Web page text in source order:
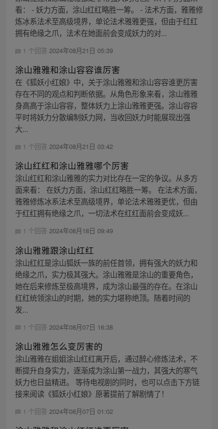
看： - 妖力方面，涂山红红略胜一筹。 - 法术方面，雅雅修
炼冰系法术至高级境界，单论法术雅雅更强，但由于红红
拥有绝缘之爪，法术在她面前会变成妖力的对...
1 个回答 2024年08月21日 05:39
涂山雅雅和涂山容容谁厉害
在《狐妖小红娘》中，关于涂山雅雅和涂山容容谁更厉害
存在不同的观点和判断依据。从角色形象来看，涂山雅雅
身高高于涂山容容，整体妖力上涂山雅雅更强。涂山容容
平时将妖力分散编制妖力网，当收回妖力时能展现出强
大...
1 个回答 2024年08月21日 03:42
涂山红红和涂山雅雅哪个厉害
涂山红红和涂山雅雅的实力对比存在一定的争议。从多方
面来看： 在妖力方面，涂山红红略胜一筹。 在法术方面，
雅雅修炼冰系法术至高级境界，单论法术雅雅更优，但由
于红红拥有绝缘之爪，一切法术在红红面前会变成妖...
1 个回答 2024年08月18日 09:49
涂山雅雅跟涂山红红
涂山红红是涂山狐妖一族的前任首领，拥有强大的妖力和
绝缘之爪，实力极其强大。涂山雅雅是涂山的重要角色，
她在后来修炼至极高境界，成为涂山最强的存在。在涂山
红红统领涂山的时期，她的实力堪称绝顶。随着时间的
发...
1 个回答 2024年08月07日 16:38
涂山雅雅怎么变厉害的
涂山雅雅在姐姐涂山红红离开后，通过醉心修炼法术，不
断提升自身实力，逐渐成为涂山第一战力，其强大的寒气
妖力也日益精进。 等待电视剧的同时，也可以点击下方链
接来阅读《狐妖小红娘》原著提前了解剧情了！
1 个回答 2024年08月07日 01:02